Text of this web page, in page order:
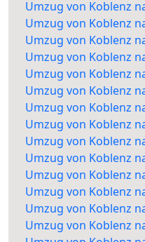
Umzug von Koblenz
Umzug von Koblenz
Umzug von Koblenz
Umzug von Koblenz
Umzug von Koblenz
Umzug von Koblenz
Umzug von Koblenz
Umzug von Koblenz
Umzug von Koblenz
Umzug von Koblenz
Umzug von Koblenz
Umzug von Koblenz
Umzug von Koblenz
Umzug von Koblenz